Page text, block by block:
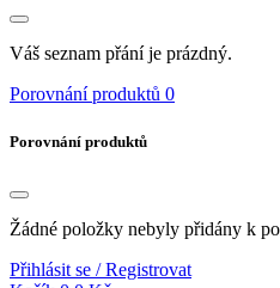
Váš seznam přání je prázdný.
Porovnání produktů 0
Porovnání produktů
Žádné položky nebyly přidány k
Přihlásit se / Registrovat